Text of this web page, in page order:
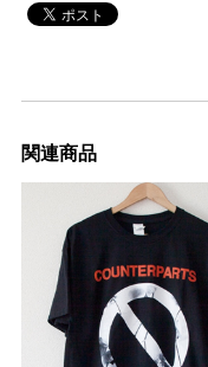
関連商品